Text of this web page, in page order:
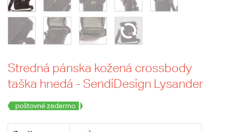
Stredná pánska kožená crossbody
taška hnedá - SendiDesign Lysander
poštovné zadarmo